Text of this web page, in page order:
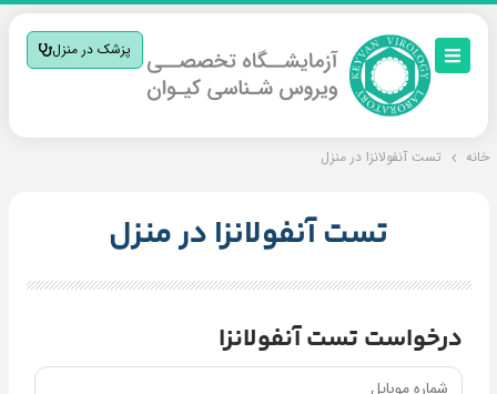
پزشک در منزل
خانه تست آنفولانزا در منزل
تست آنفولانزا در منزل
درخواست تست آنفولانزا